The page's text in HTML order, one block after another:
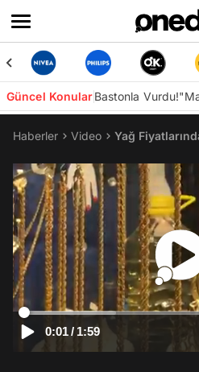
Güncel KonularBastonla Vurdu!
Haberler Video Yağ
0:01/ 1:59